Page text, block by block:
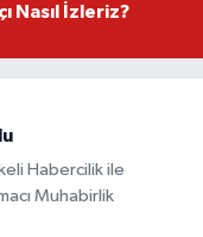
Nasıl İzleriz?
Habercilik ile
Muhabirlik